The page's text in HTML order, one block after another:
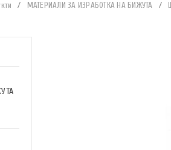
/ МАТЕРИАЛИ ЗА ИЗРАБОТКА НА БИЖУТА /